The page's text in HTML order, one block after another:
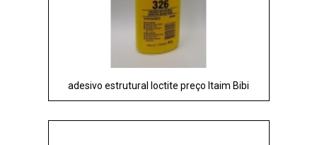
adesivo estrutural loctite preço Itaim Bibi